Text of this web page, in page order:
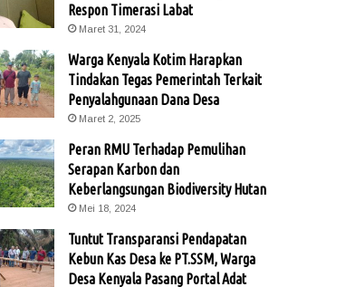
Respon Timerasi Labat
Maret 31, 2024
Warga Kenyala Kotim Harapkan
Tindakan Tegas Pemerintah Terkait
Penyalahgunaan Dana Desa
Maret 2, 2025
Peran RMU Terhadap Pemulihan
Serapan Karbon dan
Keberlangsungan Biodiversity Hutan
Mei 18, 2024
Tuntut Transparansi Pendapatan
Kebun Kas Desa ke PT.SSM, Warga
Desa Kenyala Pasang Portal Adat